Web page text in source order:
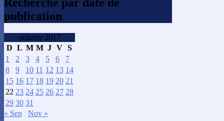
Recherche par date de
publication
octobre 2017
D L M M J V S
1
2 3 4 5 6
7
8
9 10 11 12 13 14
15 16 17 18 19 20 21
22 23 24 25 26 27 28
29 30 31
« Sep
Nov »